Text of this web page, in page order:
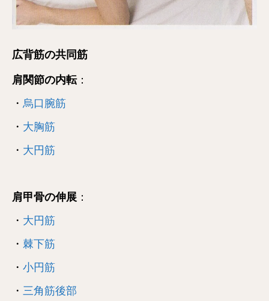
広背筋の共同筋
肩関節の内転：
・ 烏口腕筋
・ 大胸筋
・ 大円筋
肩甲骨の伸展 ：
・ 大円筋
・ 棘下筋
・ 小円筋
・ 三角筋後部